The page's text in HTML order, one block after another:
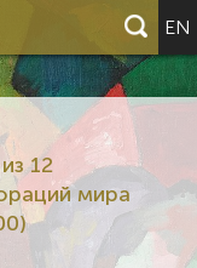
EN
12
мира